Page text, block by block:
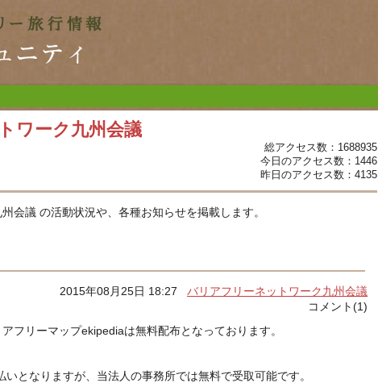
ワーク九州会議
総アクセス数：1688935
今日のアクセス数：1446
昨日のアクセス数：4135
会議 の活動状況や、各種お知らせを掲載します。
2015年08月25日 18:27バリアフリーネットワーク九州会議
コメント(1)
フリーマップekipediaは無料配布となっております。
いとなりますが、当法人の事務所では無料で受取可能です。